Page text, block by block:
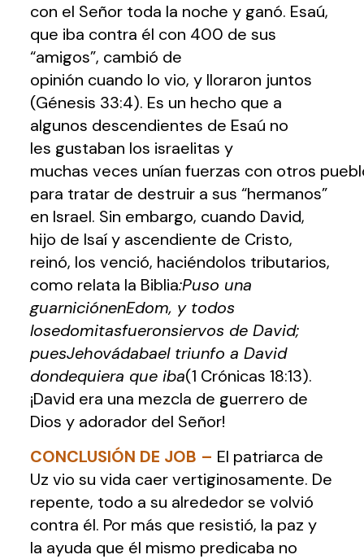
con el Señor toda la noche y ganó. Esaú,
que iba contra él con 400 de sus
“amigos”, cambió de
opinión cuando lo vio, y lloraron juntos
(Génesis 33:4). Es un hecho que a
algunos descendientes de Esaú no
les gustaban los israelitas y
muchas veces unían fuerzas con otros
para tratar de destruir a sus “hermanos”
en Israel. Sin embargo, cuando David,
hijo de Isaí y ascendiente de Cristo,
reinó, los venció, haciéndolos tributarios,
como relata la Biblia:Puso una
guarniciónenEdom, y todos
losedomitasfueronsiervos de David;
puesJehovádabael triunfo a David
dondequiera que iba(1 Crónicas 18:13).
¡David era una mezcla de guerrero de
Dios y adorador del Señor!
CONCLUSIÓN DE JOB – El patriarca de
Uz vio su vida caer vertiginosamente. De
repente, todo a su alrededor se volvió
contra él. Por más que resistió, la paz y
la ayuda que él mismo predicaba no